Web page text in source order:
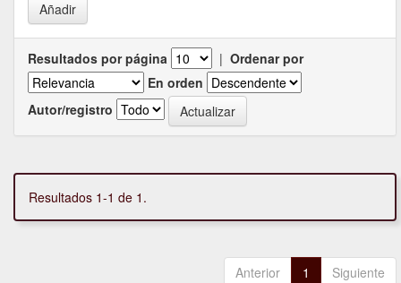
Resultados por página | Ordenar por
En orden
Autor/registro
Resultados 1-1 de 1.
Anterior 1 Siguiente